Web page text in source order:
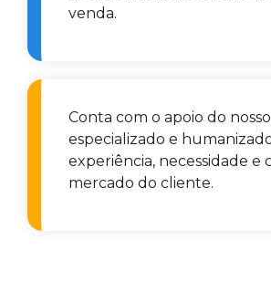
venda.
Conta com o apoio do
especializado e
experiência, necessidade e
mercado do cliente.